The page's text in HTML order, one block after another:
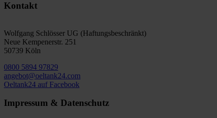
Kontakt
Wolfgang Schlösser UG (Haftungsbeschränkt)
Neue Kempenerstr. 251
50739 Köln
0800 5894 97829
angebot@oeltank24.com
Oeltank24 auf Facebook
Impressum & Datenschutz